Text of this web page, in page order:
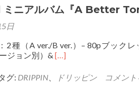
』
ニアルバム『A Better
日
2種（A ver./B ver.）– 80pブック
ジョン別）& Read
about
DRIPPIN
[…]
グ: DRIPPIN ドリッピン コメン